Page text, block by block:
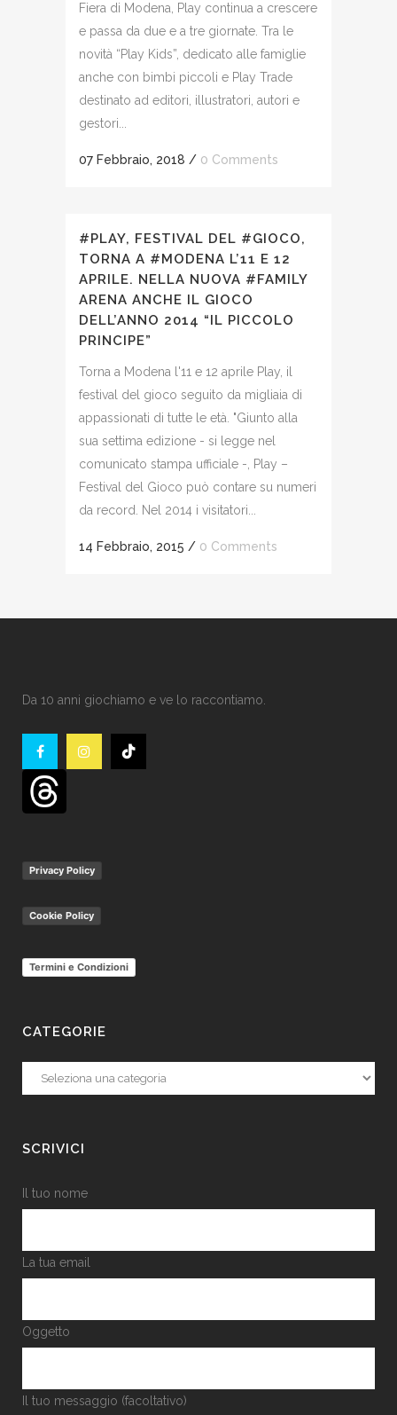
Fiera di Modena, Play continua a crescere
e passa da due e a tre giornate. Tra le
novità “Play Kids”, dedicato alle famiglie
anche con bimbi piccoli e Play Trade
destinato ad editori, illustratori, autori e
gestori...
07 Febbraio, 2018 / 0 Comments
#PLAY, FESTIVAL DEL #GIOCO,
TORNA A #MODENA L’11 E 12
APRILE. NELLA NUOVA #FAMILY
ARENA ANCHE IL GIOCO
DELL’ANNO 2014 “IL PICCOLO
PRINCIPE”
Torna a Modena l'11 e 12 aprile Play, il
festival del gioco seguito da migliaia di
appassionati di tutte le età. "Giunto alla
sua settima edizione - si legge nel
comunicato stampa ufficiale -, Play –
Festival del Gioco può contare su numeri
da record. Nel 2014 i visitatori...
14 Febbraio, 2015 / 0 Comments
Da 10 anni giochiamo e ve lo raccontiamo.
Privacy Policy
Cookie Policy
Termini e Condizioni
CATEGORIE
Categorie
SCRIVICI
Il tuo nome
La tua email
Oggetto
Il tuo messaggio (facoltativo)